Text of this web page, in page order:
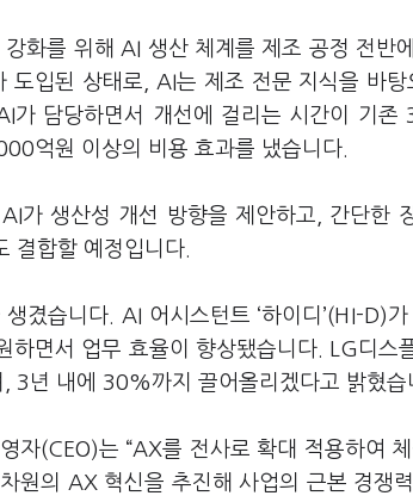
강화를 위해 AI 생산 체계를 제조 공정 전반
도입된 상태로, AI는 제조 전문 지식을 바
가 담당하면서 개선에 걸리는 시간이 기존
억원 이상의 비용 효과를 냈습니다.
가 생산성 개선 방향을 제안하고, 간단한
결합할 예정입니다.
겼습니다. AI 어시스턴트 ‘하이디’(HI-D)
하면서 업무 효율이 향상됐습니다. LG디스
3년 내에 30%까지 끌어올리겠다고 밝혔습
자(CEO)는 “AX를 전사로 확대 적용하여
원의 AX 혁신을 추진해 사업의 근본 경쟁